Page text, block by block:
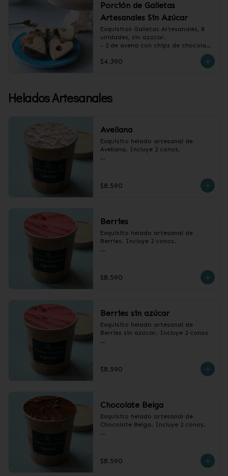
Porción de Galletas
Artesanales Sin Azúcar
Exquisitas Galletas Artesanales, 8
unidades, sin azúcar.
- 2 de avena con chips de chocolate
chocolate
$4.390
Helados Artesanales
Avellana
Exquisito helado artesanal de
Avellana. Incluye 2 conos.
$8.590
Berries
Exquisito helado artesanal de
Berries. Incluye 2 conos.
$8.590
Berries sin azúcar
Exquisito helado artesanal de
Berries sin azúcar. Incluye 2 conos
$8.590
Chocolate Belga
Exquisito helado artesanal de
Chocolate Belga. Incluye 2 conos.
$8.590